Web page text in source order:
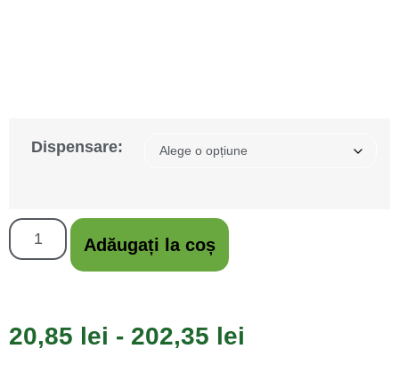
Dispensare:
Adăugați la coș
20,85 lei - 202,35 lei